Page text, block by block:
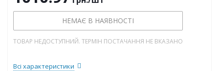
НЕМАЄ В НАЯВНОСТІ
ТОВАР НЕДОСТУПНИЙ. ТЕРМІН ПОСТАЧАННЯ НЕ ВКАЗАНО
Всі характеристики